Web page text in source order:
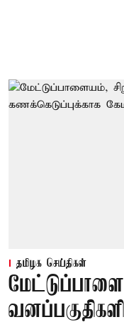
தமிழக செய்திகள்